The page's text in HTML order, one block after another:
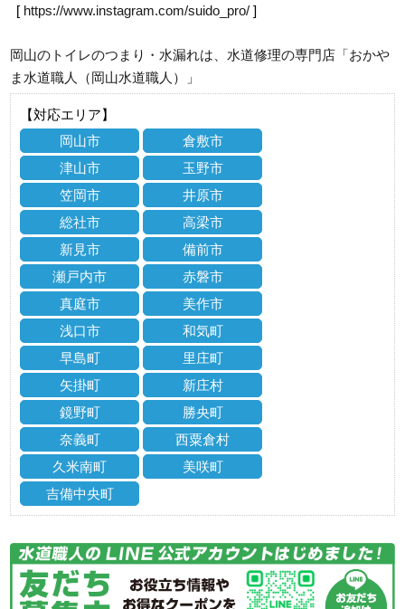
[ https://www.instagram.com/suido_pro/ ]
岡山のトイレのつまり・水漏れは、水道修理の専門店「おかや
ま水道職人（岡山水道職人）」
【対応エリア】
岡山市
倉敷市
津山市
玉野市
笠岡市
井原市
総社市
高梁市
新見市
備前市
瀬戸内市
赤磐市
真庭市
美作市
浅口市
和気町
早島町
里庄町
矢掛町
新庄村
鏡野町
勝央町
奈義町
西粟倉村
久米南町
美咲町
吉備中央町